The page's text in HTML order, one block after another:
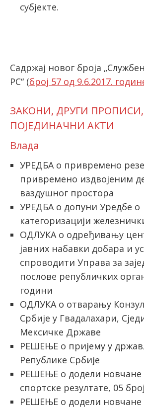
субјекте.
Садржај новог броја
РС“ (број 57 од 9.6.2017.
ЗАКОНИ, ДРУГИ
ПОЈЕДИНАЧНИ АКТИ
Влада
УРЕДБА о привремено
привремено издвојеним
ваздушног простора
УРЕДБА о допуни Уредбе о
категоризацији
ОДЛУКА о одређивању
јавних набавки добара и
спроводити Управа за
послове републичких
години
ОДЛУКА о отварању
Србије у Гвадалахари,
Мексичке Државе
РЕШЕЊЕ о пријему у
Републике Србије
РЕШЕЊЕ о додели новчане
спортске резултате, 05
РЕШЕЊЕ о додели новчане